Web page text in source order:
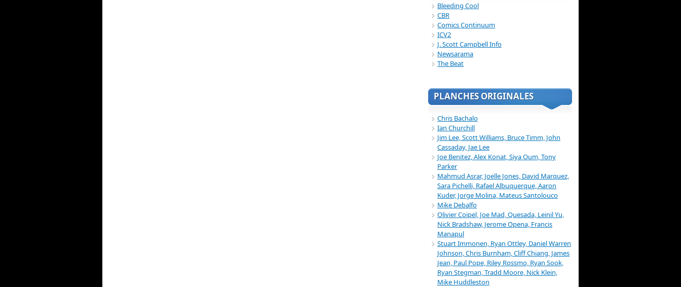
Bleeding Cool
CBR
Comics Continuum
ICV2
J. Scott Campbell Info
Newsarama
The Beat
PLANCHES ORIGINALES
Chris Bachalo
Ian Churchill
Jim Lee, Scott Williams, Bruce Timm, John
Cassaday, Jae Lee
Joe Benitez, Alex Konat, Siya Oum, Tony
Parker
Mahmud Asrar, Joelle Jones, David Marquez,
Sara Pichelli, Rafael Albuquerque, Aaron
Kuder, Jorge Molina, Mateus Santolouco
Mike Debalfo
Olivier Coipel, Joe Mad, Quesada, Leinil Yu,
Nick Bradshaw, Jerome Opena, Francis
Manapul
Stuart Immonen, Ryan Ottley, Daniel Warren
Johnson, Chris Burnham, Cliff Chiang, James
Jean, Paul Pope, Riley Rossmo, Ryan Sook,
Ryan Stegman, Tradd Moore, Nick Klein,
Mike Huddleston